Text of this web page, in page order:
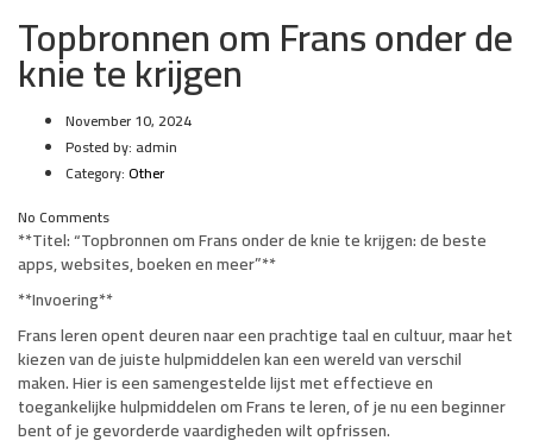
Topbronnen om Frans onder de
knie te krijgen
November 10, 2024
Posted by: admin
Category:Other
No Comments
**Titel: “Topbronnen om Frans onder de knie te krijgen: de beste
apps, websites, boeken en meer”**
**Invoering**
Frans leren opent deuren naar een prachtige taal en cultuur, maar het
kiezen van de juiste hulpmiddelen kan een wereld van verschil
maken. Hier is een samengestelde lijst met effectieve en
toegankelijke hulpmiddelen om Frans te leren, of je nu een beginner
bent of je gevorderde vaardigheden wilt opfrissen.